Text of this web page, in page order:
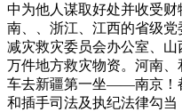
中为他人谋取好处并收受
南、、浙江、江西的省级
减灾救灾委员会办公室、
万件地方救灾物资。河南
车去新疆第一坐——南京！
和插手司法及执纪法律勾